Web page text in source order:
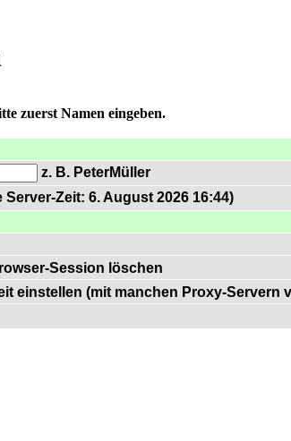
zuerst Namen eingeben.
z. B. PeterMüller
Zeit: 6. August 2026 16:44)
Session löschen
einstellen (mit manchen Proxy-Servern